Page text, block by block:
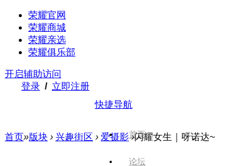
荣耀官网
荣耀商城
荣耀亲选
荣耀俱乐部
开启辅助访问
登录 / 立即注册
快捷导航
首页
论坛
首页»版块 › 兴趣街区 › 爱摄影 ›闪耀女生｜呀诺达~